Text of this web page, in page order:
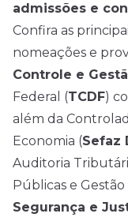
admissões e
Confira as
nomeações e
Controle e
Federal (TCDF)
além da
Economia (Sefaz
Auditoria
Públicas e
Segurança e